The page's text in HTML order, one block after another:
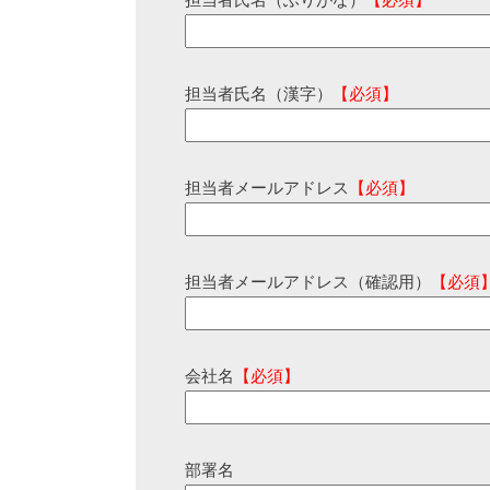
担当者氏名（漢字） 【必須】
担当者メールアドレス 【必須】
担当者メールアドレス（確認用） 【必須
会社名 【必須】
部署名